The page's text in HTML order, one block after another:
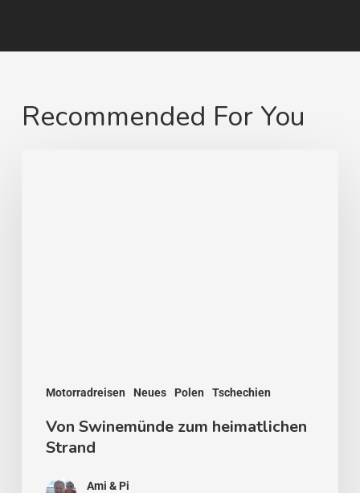
Recommended For You
Motorradreisen Neues Polen Tschechien
Von Swinemünde zum heimatlichen
Strand
Ami & Pi